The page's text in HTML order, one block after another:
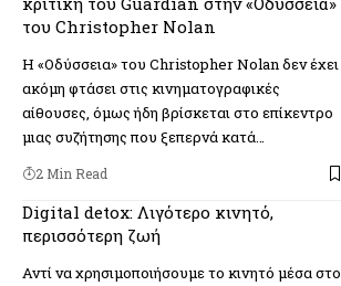
του Christopher Nolan
Η «Οδύσσεια» του Christopher Nolan δεν έχει
ακόμη φτάσει στις κινηματογραφικές
αίθουσες, όμως ήδη βρίσκεται στο επίκεντρο
μιας συζήτησης που ξεπερνά κατά…
2 Min Read
Digital detox: Λιγότερο κινητό,
περισσότερη ζωή
Αντί να χρησιμοποιήσουμε το κινητό μέσα στο